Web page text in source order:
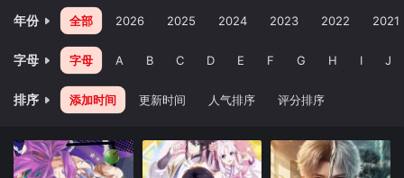
年份 全部 2026 2025 2024 2023 2022 2021
字母 字母 A B C D E F G H I J
排序 添加时间 更新时间 人气排序 评分排序